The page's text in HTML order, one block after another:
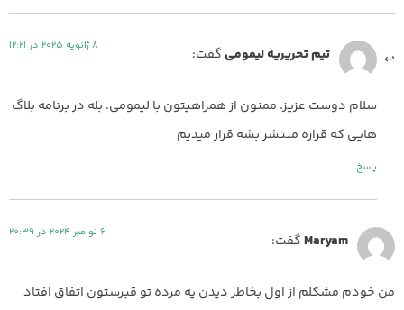
تیم تحریریه لیمومیگفت: 8 ژانویه 2025 در 12:21
سلام دوست عزیز. ممنون از همراهیتون با لیمومی. بله در برنامه بلاگ
هایی که قراره منتشر بشه قرار میدیم
پاسخ
Maryamگفت: 6 نوامبر 2024 در 20:39
من خودم مشکلم از اول بخاطر دیدن یه مرده تو قبرستون اتفاق افتاد